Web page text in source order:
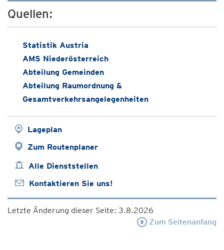
Quellen:
Statistik Austria
AMS Niederösterreich
Abteilung Gemeinden
Abteilung Raumordnung &
Gesamtverkehrsangelegenheiten
Lageplan
Zum Routenplaner
Alle Dienststellen
Kontaktieren Sie uns!
Letzte Änderung dieser Seite: 3.8.2026
Zum Seitenanfang